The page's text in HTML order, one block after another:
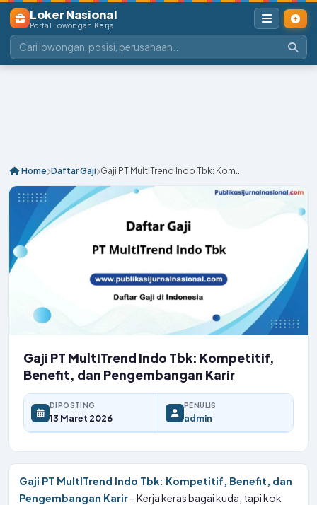
Loker Nasional
Portal Lowongan Kerja
Home Daftar Gaji Gaji PT MultITrend Indo Tbk: Kom...
Gaji PT MultITrend Indo Tbk: Kompetitif,
Benefit, dan Pengembangan Karir
DIPOSTING
13 Maret 2026
PENULIS
admin
Gaji PT MultITrend Indo Tbk: Kompetitif, Benefit, dan
Pengembangan Karir– Kerja keras bagai kuda, tapi kok